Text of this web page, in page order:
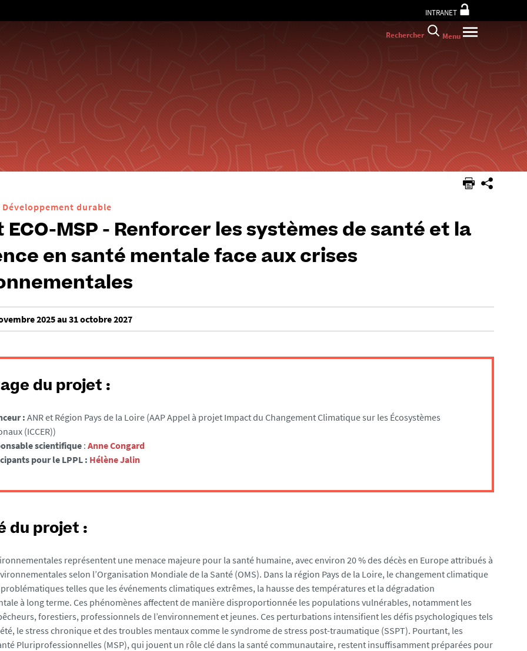
au
INTRANET
Rechercher Menu
Développement durable
ECO-MSP - Renforcer les systèmes de santé et la
en santé mentale face aux crises
2025 au 31 octobre 2027
du projet :
:ANR et Région Pays de la Loire (AAP Appel à projet Impact du Changement Climatique sur les Écosystèmes
(ICCER))
scientifique: Anne Congard
pour le LPPL : Hélène Jalin
du projet :
représentent une menace majeure pour la santé humaine, avec environ 20 % des décès en Europe attribués à
selon l’Organisation Mondiale de la Santé (OMS). Dans la région Pays de la Loire, le changement climatique
problématiques telles que les événements climatiques extrêmes, la hausse des températures et la dégradation
à long terme. Ces phénomènes affectent de manière disproportionnée les populations vulnérables, notamment les
forestiers, professionnels de l’environnement et jeunes. Ces perturbations intensifient les défis psychologiques tels
le stress chronique et des troubles mentaux comme le syndrome de stress post-traumatique (SSPT). Pourtant, les
Pluriprofessionnelles (MSP), qui jouent un rôle clé dans la santé communautaire, restent insuffisamment préparées pour